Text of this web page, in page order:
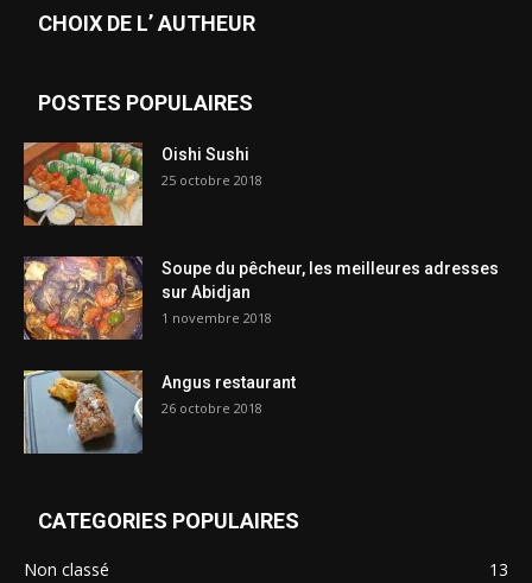
CHOIX DE L’ AUTHEUR
POSTES POPULAIRES
Oishi Sushi
25 octobre 2018
Soupe du pêcheur, les meilleures adresses
sur Abidjan
1 novembre 2018
Angus restaurant
26 octobre 2018
CATEGORIES POPULAIRES
Non classé
13